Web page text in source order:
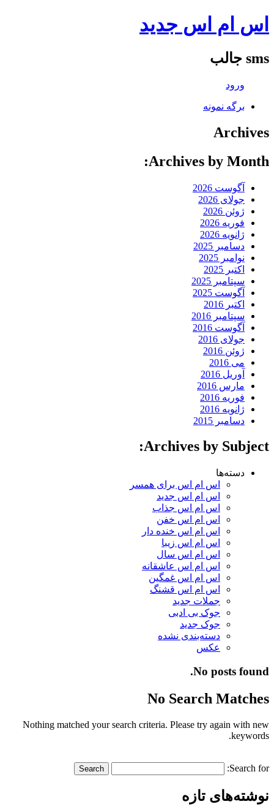
اس ام اس جدید
sms جالب
ورود
برگه نمونه
Archives
Archives by Month:
آگوست 2026
جولای 2026
ژوئن 2026
فوریه 2026
ژانویه 2026
دسامبر 2025
نوامبر 2025
اکتبر 2025
سپتامبر 2025
آگوست 2025
اکتبر 2016
سپتامبر 2016
آگوست 2016
جولای 2016
ژوئن 2016
می 2016
آوریل 2016
مارس 2016
فوریه 2016
ژانویه 2016
دسامبر 2015
Archives by Subject:
دسته‌ها
اس ام اس برای همسر
اس ام اس جدید
اس ام اس جذاب
اس ام اس خفن
اس ام اس خنده دار
اس ام اس زیبا
اس ام اس سال
اس ام اس عاشقانه
اس ام اس غمگین
اس ام اس قشنگ
جملات جدید
جوک بی ادبی
جوک جدید
دسته‌بندی نشده
عکس
No posts found.
No Search Matches
Nothing matched your search criteria. Please try again with new
keywords.
Search for:
نوشته‌های تازه